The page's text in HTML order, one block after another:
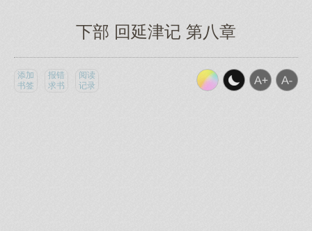
下部 回延津记 第八章
添加
书签
报错
求书
阅读
记录